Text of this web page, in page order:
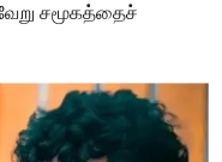
சமூகத்தைச்